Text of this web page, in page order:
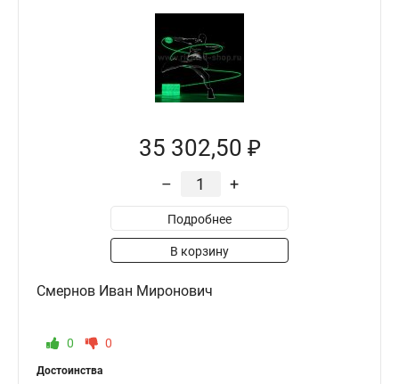
35 302,50 ₽
– +
Подробнее
В корзину
Смернов Иван Миронович
0 0
Достоинства